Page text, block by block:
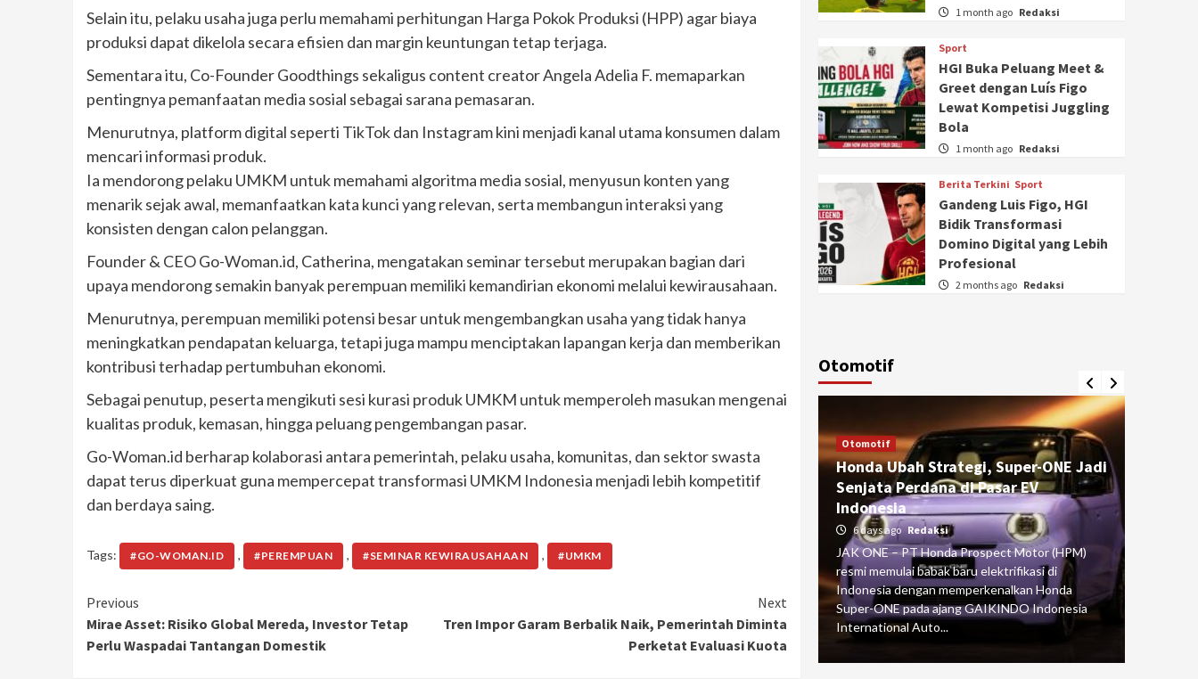
Selain itu, pelaku usaha juga perlu memahami perhitungan Harga Pokok Produksi (HPP) agar biaya
produksi dapat dikelola secara efisien dan margin keuntungan tetap terjaga.
Sementara itu, Co-Founder Goodthings sekaligus content creator Angela Adelia F. memaparkan
pentingnya pemanfaatan media sosial sebagai sarana pemasaran.
Menurutnya, platform digital seperti TikTok dan Instagram kini menjadi kanal utama konsumen dalam
mencari informasi produk.
Ia mendorong pelaku UMKM untuk memahami algoritma media sosial, menyusun konten yang
menarik sejak awal, memanfaatkan kata kunci yang relevan, serta membangun interaksi yang
konsisten dengan calon pelanggan.
Founder & CEO Go-Woman.id, Catherina, mengatakan seminar tersebut merupakan bagian dari
upaya mendorong semakin banyak perempuan memiliki kemandirian ekonomi melalui kewirausahaan.
Menurutnya, perempuan memiliki potensi besar untuk mengembangkan usaha yang tidak hanya
meningkatkan pendapatan keluarga, tetapi juga mampu menciptakan lapangan kerja dan memberikan
kontribusi terhadap pertumbuhan ekonomi.
Sebagai penutup, peserta mengikuti sesi kurasi produk UMKM untuk memperoleh masukan mengenai
kualitas produk, kemasan, hingga peluang pengembangan pasar.
Go-Woman.id berharap kolaborasi antara pemerintah, pelaku usaha, komunitas, dan sektor swasta
dapat terus diperkuat guna mempercepat transformasi UMKM Indonesia menjadi lebih kompetitif
dan berdaya saing.
Tags: #GO-WOMAN.ID , #PEREMPUAN , #SEMINAR KEWIRAUSAHAAN , #UMKM
Continue
Reading
Previous
Mirae Asset: Risiko Global Mereda, Investor Tetap
Perlu Waspadai Tantangan Domestik
Next
Tren Impor Garam Berbalik Naik, Pemerintah Diminta
Perketat Evaluasi Kuota
1 month ago Redaksi
Sport
HGI Buka Peluang Meet &
Greet dengan Luís Figo
Lewat Kompetisi Juggling
Bola
1 month ago Redaksi
Berita Terkini Sport
Gandeng Luis Figo, HGI
Bidik Transformasi
Domino Digital yang Lebih
Profesional
2 months ago Redaksi
Otomotif
Otomotif
Ducati Collezione 100 Debut di
JAK ONE – Perayaan satu abad perjalanan
Ducati semakin istimewa dengan peluncuran
terbatas yang mengangkat kembali sejumlah
livery paling...
Otomotif
Honda Ubah Strategi, Super-ONE Jadi
Senjata Perdana di Pasar EV
Indonesia
6 days ago Redaksi
JAK ONE – PT Honda Prospect Motor (HPM)
resmi memulai babak baru elektrifikasi di
Indonesia dengan memperkenalkan Honda
Super-ONE pada ajang GAIKINDO Indonesia
International Auto...